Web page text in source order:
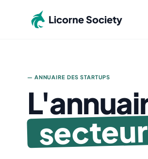
Licorne Society
— ANNUAIRE DES STARTUPS
secteur